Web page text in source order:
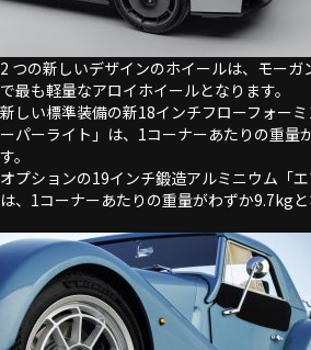
2 つの新しいデザインのホイールは、モー
で最も軽量なアロイホイールとなります。
新しい標準装備の新18インチフローフォー
ーパーライト」は、1コーナーあたりの重量
す。
オプションの19インチ鍛造アルミニウム「
は、1コーナーあたりの重量がわずか9.7kgと